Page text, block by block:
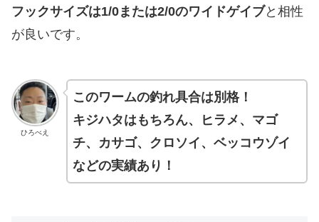
フックサイズは1/0または2/0のワイドゲイブと相性
が良いです。
ひろべえ
このワームの釣れ具合は別格！
キジハタはもちろん、ヒラメ、マゴ
チ、カサゴ、クロソイ、ベッコウゾイ
などの実績あり！